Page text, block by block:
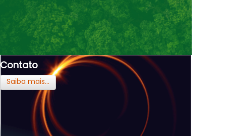
Contato
Saiba mais...